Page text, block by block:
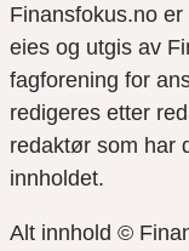
Finansfokus.no
eies og utgis av
fagforening for
redigeres etter
redaktør som har
innholdet.
Alt innhold ©